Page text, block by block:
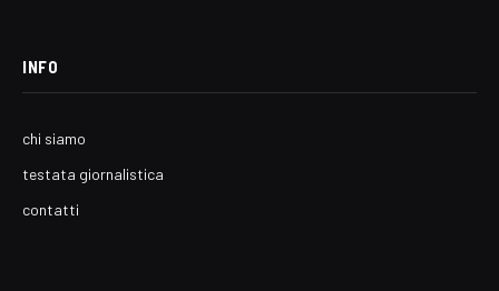
INFO
chi siamo
testata giornalistica
contatti